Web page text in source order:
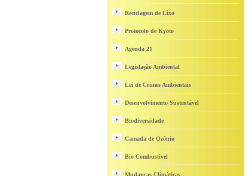
Reciclagem de Lixo
Protocolo de Kyoto
Agenda 21
Legislação Ambiental
Lei de Crimes Ambientais
Desenvolvimento Sustentável
Biodiversidade
Camada de Ozônio
Bio Combustível
Mudanças Climáticas